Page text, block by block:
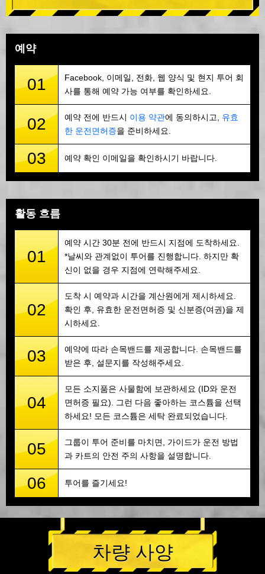
예약
01
Facebook, 이메일, 전화, 웹 양식 및 현지 투어 회
사를 통해 예약 가능 여부를 확인하세요.
02 예약 전에 반드시 이용 약관에 동의하시고, 유효
한 운전면허증을 준비하세요.
03 예약 확인 이메일을 확인하시기 바랍니다.
활동 흐름
01
예약 시간 30분 전에 반드시 지점에 도착하세요.
*날씨와 관계없이 투어를 진행합니다. 하지만 확
신이 없을 경우 지점에 연락해주세요.
02
도착 시 예약과 시간을 계산원에게 제시하세요.
확인 후, 유효한 운전면허증 및 신분증(여권)을 제
시하세요.
03
예약에 따라 손목밴드를 제공합니다. 손목밴드를
받은 후, 설문지를 작성해주세요.
04
모든 소지품은 사물함에 보관하세요 (ID와 운전
면허증 필요). 그런 다음 좋아하는 코스튬을 선택
하세요! 모든 코스튬은 세탁 완료되었습니다.
05
그룹이 투어 준비를 마치면, 가이드가 운전 방법
과 카트의 안전 주의 사항을 설명합니다.
06 투어를 즐기세요!
차량 사양